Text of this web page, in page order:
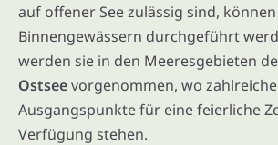
auf offener See zulässig sind,
Binnengewässern durchgeführt
werden sie in den Meeresgebieten
Ostseevorgenommen, wo zahlreiche
Ausgangspunkte für eine feierliche
Verfügung stehen.